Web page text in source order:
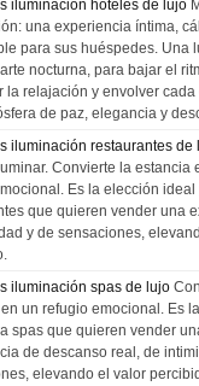
iluminación hoteles de lujo
una experiencia íntima,
para sus huéspedes. Una
nocturna, para bajar el
la relajación y envolver cada
de paz, elegancia y
iluminación restaurantes de
Convierte la estancia
Es la elección ideal
que quieren vender una
y de sensaciones,
iluminación spas de lujo
un refugio emocional. Es
spas que quieren vender
de descanso real, de
elevando el valor